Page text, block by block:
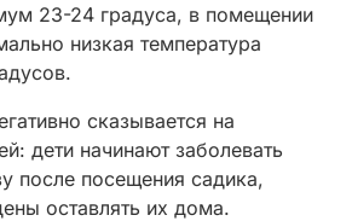
23-24 градуса, в помещении
низкая температура
сказывается на
дети начинают заболевать
после посещения садика,
оставлять их дома.